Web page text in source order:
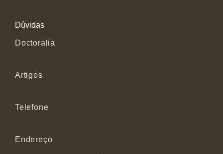
Dúvidas
Doctoralia
Artigos
Telefone
Endereço